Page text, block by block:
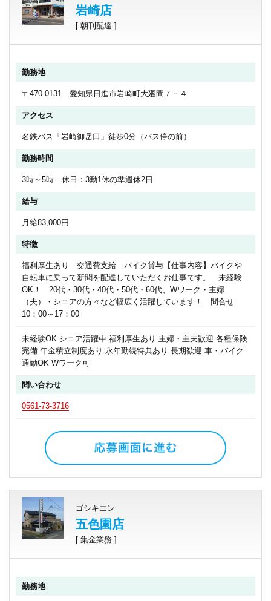
岩崎店
[ 朝刊配達 ]
勤務地
〒470-0131 愛知県日進市岩崎町大廻間７－４
アクセス
名鉄バス「岩崎御岳口」徒歩0分（バス停の前）
勤務時間
3時～5時 休日：3勤1休の準週休2日
給与
月給83,000円
特徴
福利厚生あり 交通費支給 バイク貸与【仕事内容】バイクや
自転車に乗って新聞を配達していただくお仕事です。 未経験
OK！ 20代・30代・40代・50代・60代、Wワーク・主婦
（夫）・シニアの方々など幅広く活躍しています！ 問合せ
10：00～17：00
未経験OK シニア活躍中 福利厚生あり 主婦・主夫歓迎 各種保険
完備 年金積立制度あり 永年勤続特典あり 長期歓迎 車・バイク
通勤OK Wワーク可
問い合わせ
0561-73-3716
ゴシキエン
五色園店
[ 集金業務 ]
勤務地